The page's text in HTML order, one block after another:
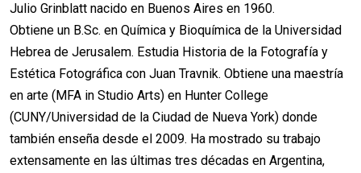
Julio Grinblatt nacido en Buenos Aires en 1960.
Obtiene un B.Sc. en Química y Bioquímica de la Universidad
Hebrea de Jerusalem. Estudia Historia de la Fotografía y
Estética Fotográfica con Juan Travnik. Obtiene una maestría
en arte (MFA in Studio Arts) en Hunter College
(CUNY/Universidad de la Ciudad de Nueva York) donde
también enseña desde el 2009. Ha mostrado su trabajo
extensamente en las últimas tres décadas en Argentina,